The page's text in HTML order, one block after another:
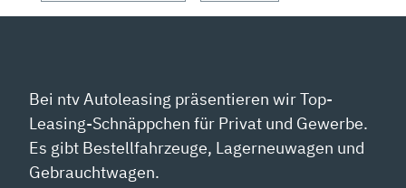
Bei ntv Autoleasing präsentieren wir Top-
Leasing-Schnäppchen für Privat und Gewerbe.
Es gibt Bestellfahrzeuge, Lagerneuwagen und
Gebrauchtwagen.